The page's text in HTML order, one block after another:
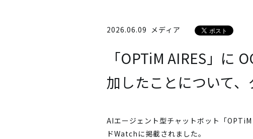
2026.06.09 メディア
「OPTiM AIRES」に
加したことについて
AIエージェント型チャットボット「
ドWatchに掲載されました。